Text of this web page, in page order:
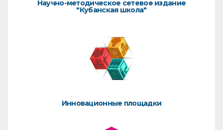
Научно-методическое сетевое издание
"Кубанская школа"
Инновационные площадки